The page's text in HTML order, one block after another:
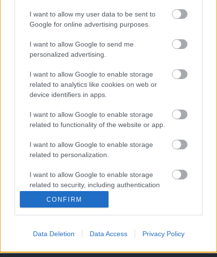
I want to allow my user data to be sent to
Google for online advertising purposes.
I want to allow Google to send me
personalized advertising.
I want to allow Google to enable storage
related to analytics like cookies on web or
device identifiers in apps.
I want to allow Google to enable storage
related to functionality of the website or app.
I want to allow Google to enable storage
related to personalization.
I want to allow Google to enable storage
related to security, including authentication
CONFIRM
Data Deletion Data Access Privacy Policy
Paks II.: Mit jelent az 5. blokk új
mérföldköve a felülvizsgálat
árnyékában?
Fontos a postaládákba költöző
széncinegék védelme
Amire többmillióan vártunk: szombattól
másodfokúra csökken a riasztás
KIEMELT
Megérkezett az eső a Duna